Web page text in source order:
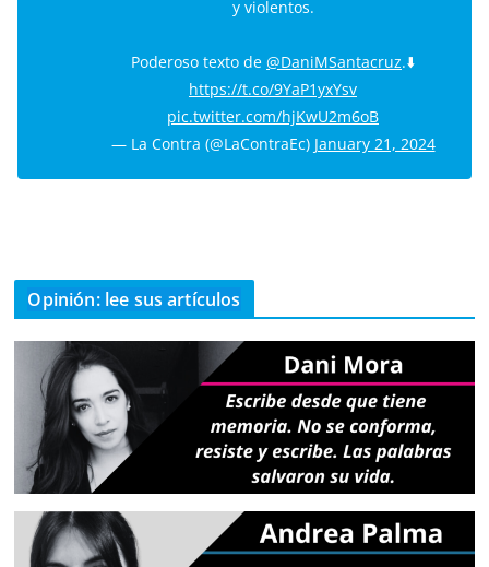
y violentos.
Poderoso texto de @DaniMSantacruz.⬇️
https://t.co/9YaP1yxYsv
pic.twitter.com/hjKwU2m6oB
— La Contra (@LaContraEc) January 21, 2024
Opinión: lee sus artículos